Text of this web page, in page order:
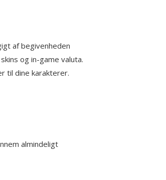
af begivenheden
og in-game valuta.
til dine karakterer.
almindeligt